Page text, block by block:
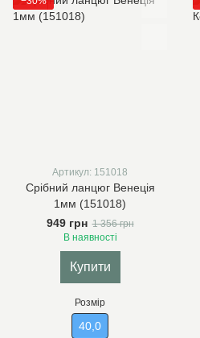
Артикул: 151018
Срібний ланцюг Венеція
1мм (151018)
949 грн 1 356 грн
В наявності
Купити
Розмір
40,0